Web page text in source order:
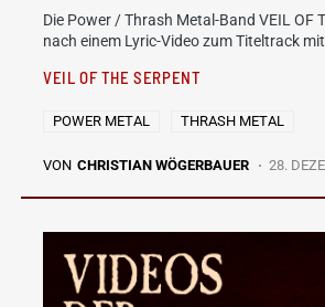
Die Power / Thrash Metal-Band VEIL OF
nach einem Lyric-Video zum Titeltrack mit
VEIL OF THE SERPENT
POWER METAL THRASH METAL
VON CHRISTIAN WÖGERBAUER 28.